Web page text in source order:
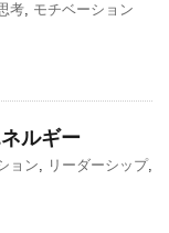
考, モチベーション
ルギー
ョン, リーダーシップ,